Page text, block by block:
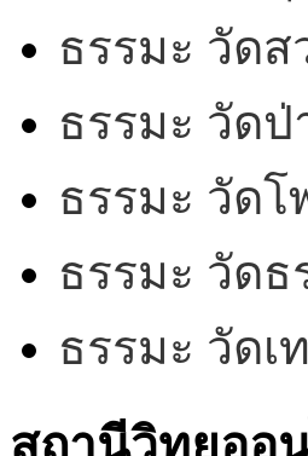
ธรรมะ วัด
ธรรมะ วัด
ธรรมะ วัด
ธรรมะ วัด
ธรรมะ วัด